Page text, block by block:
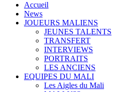
Accueil
News
JOUEURS MALIENS
JEUNES TALENTS
TRANSFERT
INTERVIEWS
PORTRAITS
LES ANCIENS
EQUIPES DU MALI
Les Aigles du Mali